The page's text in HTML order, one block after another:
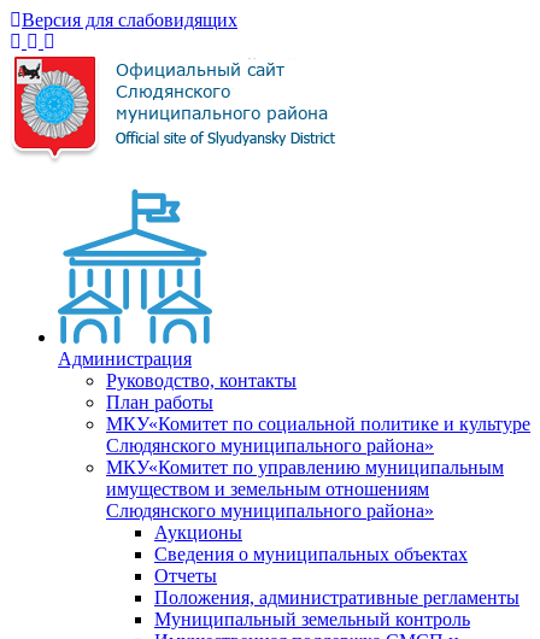
Версия для слабовидящих
Администрация
Руководство, контакты
План работы
МКУ«Комитет по социальной политике и культуре
Слюдянского муниципального района»
МКУ«Комитет по управлению муниципальным
имуществом и земельным отношениям
Слюдянского муниципального района»
Аукционы
Сведения о муниципальных объектах
Отчеты
Положения, административные регламенты
Муниципальный земельный контроль